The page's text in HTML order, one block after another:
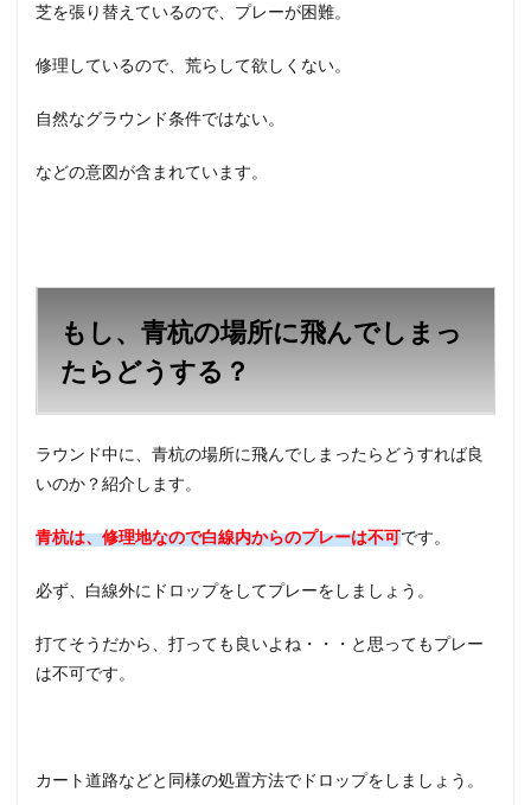
芝を張り替えているので、プレーが困難。
修理しているので、荒らして欲しくない。
自然なグラウンド条件ではない。
などの意図が含まれています。
もし、青杭の場所に飛んでしまっ
たらどうする？
ラウンド中に、青杭の場所に飛んでしまったらどうすれば良
いのか？紹介します。
青杭は、修理地なので白線内からのプレーは不可です。
必ず、白線外にドロップをしてプレーをしましょう。
打てそうだから、打っても良いよね・・・と思ってもプレー
は不可です。
カート道路などと同様の処置方法でドロップをしましょう。